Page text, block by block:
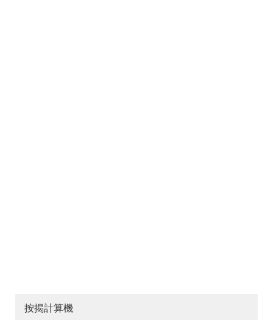
按揭計算機